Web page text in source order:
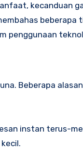
kecanduan
penggunaan
Beberapa
instan terus-